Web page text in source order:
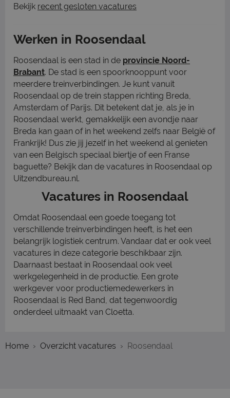
Bekijk recent gesloten vacatures
Werken in Roosendaal
Roosendaal is een stad in de provincie Noord-
Brabant. De stad is een spoorknooppunt voor
meerdere treinverbindingen. Je kunt vanuit
Roosendaal op de trein stappen richting Breda,
Amsterdam of Parijs. Dit betekent dat je, als je in
Roosendaal werkt, gemakkelijk een avondje naar
Breda kan gaan of in het weekend zelfs naar België of
Frankrijk! Dus zie jij jezelf in het weekend al genieten
van een Belgisch speciaal biertje of een Franse
baguette? Bekijk dan de vacatures in Roosendaal op
Uitzendbureau.nl.
Vacatures in Roosendaal
Omdat Roosendaal een goede toegang tot
verschillende treinverbindingen heeft, is het een
belangrijk logistiek centrum. Vandaar dat er ook veel
vacatures in deze categorie beschikbaar zijn.
Daarnaast bestaat in Roosendaal ook veel
werkgelegenheid in de productie. Een grote
werkgever voor productiemedewerkers in
Roosendaal is Red Band, dat tegenwoordig
onderdeel uitmaakt van Cloetta.
Home Overzicht vacatures Roosendaal